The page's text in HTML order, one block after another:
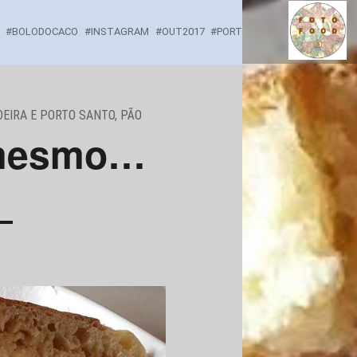
APETECIA MESMO...POLVO GUISADO EM BOLO DO
Comidinhas por onde passo...
E PORTO SANTO, PÃO
BOLODOCACO INSTAGRAM OUT2017 PORTOSANTO